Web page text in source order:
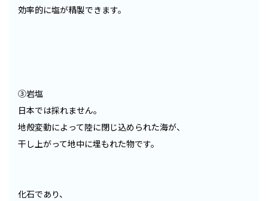
効率的に塩が精製できます。
③岩塩
日本では採れません。
地殻変動によって陸に閉じ込められた海が、
干し上がって地中に埋もれた物です。
化石であり、